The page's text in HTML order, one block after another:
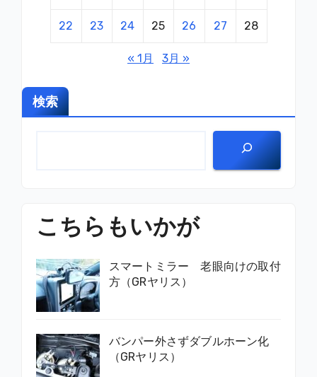
22 23 24 25 26 27 28
« 1月 3月 »
検索
こちらもいかが
スマートミラー 老眼向けの取付
方（GRヤリス）
バンパー外さずダブルホーン化
（GRヤリス）